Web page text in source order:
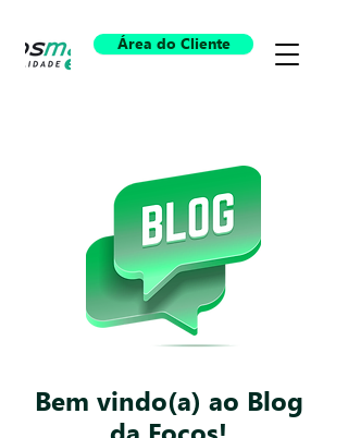
Área do Cliente
Bem vindo(a) ao Blog